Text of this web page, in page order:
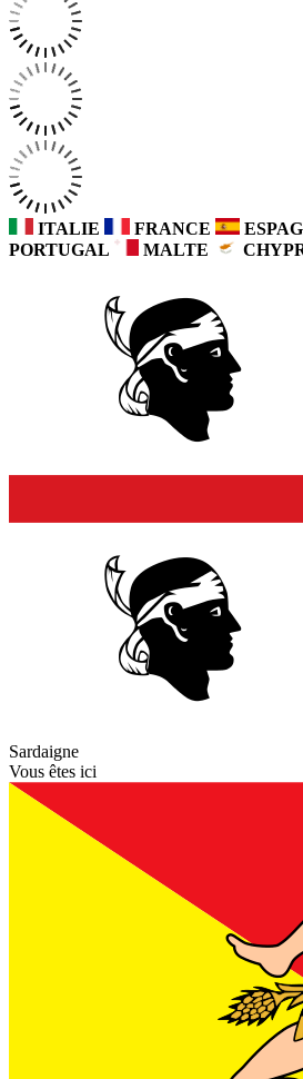
ITALIE FRANCE
PORTUGAL
MALTE
Sardaigne
Vous êtes ici